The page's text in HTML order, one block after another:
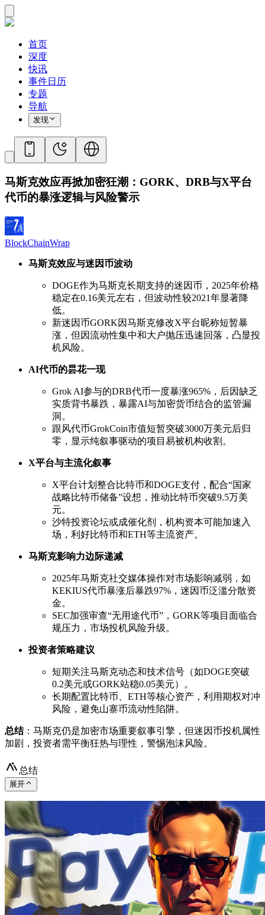
首页
深度
快讯
事件日历
专题
导航
发现
马斯克效应再掀加密狂潮：GORK、DRB与X平台
代币的暴涨逻辑与风险警示
BlockChainWrap
马斯克效应与迷因币波动
DOGE作为马斯克长期支持的迷因币，2025年价格
稳定在0.16美元左右，但波动性较2021年显著降
低。
新迷因币GORK因马斯克修改X平台昵称短暂暴
涨，但因流动性集中和大户抛压迅速回落，凸显投
机风险。
AI代币的昙花一现
Grok AI参与的DRB代币一度暴涨965%，后因缺乏
实质背书暴跌，暴露AI与加密货币结合的监管漏
洞。
跟风代币GrokCoin市值短暂突破3000万美元后归
零，显示纯叙事驱动的项目易被机构收割。
X平台与主流化叙事
X平台计划整合比特币和DOGE支付，配合“国家
战略比特币储备”设想，推动比特币突破9.5万美
元。
沙特投资论坛或成催化剂，机构资本可能加速入
场，利好比特币和ETH等主流资产。
马斯克影响力边际递减
2025年马斯克社交媒体操作对市场影响减弱，如
KEKIUS代币暴涨后暴跌97%，迷因币泛滥分散资
金。
SEC加强审查“无用途代币”，GORK等项目面临合
规压力，市场投机风险升级。
投资者策略建议
短期关注马斯克动态和技术信号（如DOGE突破
0.2美元或GORK站稳0.05美元）。
长期配置比特币、ETH等核心资产，利用期权对冲
风险，避免山寨币流动性陷阱。
总结：马斯克仍是加密市场重要叙事引擎，但迷因币投机属性
加剧，投资者需平衡狂热与理性，警惕泡沫风险。
总结
展开